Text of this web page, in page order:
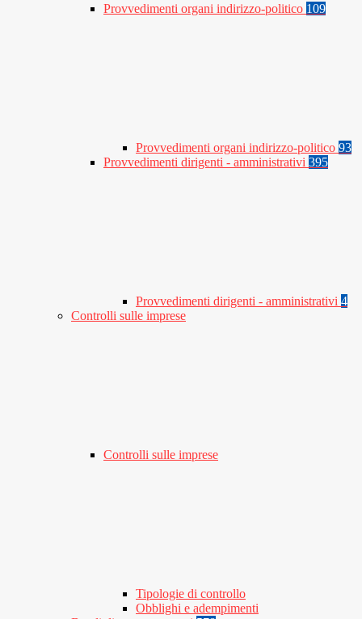
Provvedimenti organi indirizzo-politico 109
Provvedimenti organi indirizzo-politico 93
Provvedimenti dirigenti - amministrativi 395
Provvedimenti dirigenti - amministrativi 4
Controlli sulle imprese
Controlli sulle imprese
Tipologie di controllo
Obblighi e adempimenti